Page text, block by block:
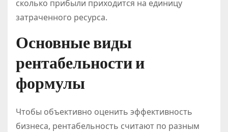
сколько прибыли приходится на единицу
затраченного ресурса.
Основные виды
рентабельности и
формулы
Чтобы объективно оценить эффективность
бизнеса, рентабельность считают по разным